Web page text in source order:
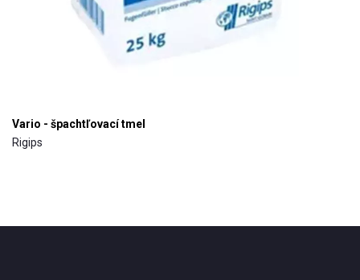
Vario - špachtľovací tmel
Rigips